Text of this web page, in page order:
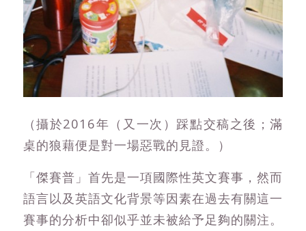
（攝於2016年（又一次）踩點交稿之後；滿
桌的狼藉便是對一場惡戰的見證。）
「傑賽普」首先是一項國際性英文賽事，然而
語言以及英語文化背景等因素在過去有關這一
賽事的分析中卻似乎並未被給予足夠的關注。